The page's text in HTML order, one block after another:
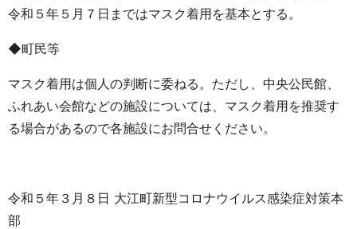
令和５年５月７日まではマスク着用を基本とする。
◆町民等
マスク着用は個人の判断に委ねる。ただし、中央公民館、
ふれあい会館などの施設については、マスク着用を推奨す
る場合があるので各施設にお問合せください。
令和５年３月８日 大江町新型コロナウイルス感染症対策本
部